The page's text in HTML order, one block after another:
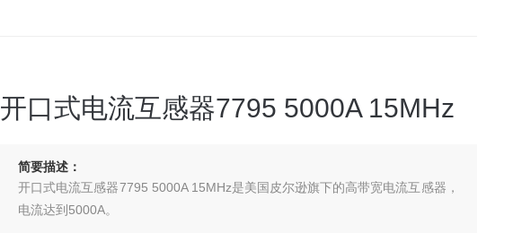
开口式电流互感器7795 5000A 15MHz
简要描述：
开口式电流互感器7795 5000A 15MHz是美国皮尔逊旗下的高带宽电流互感器，
电流达到5000A。